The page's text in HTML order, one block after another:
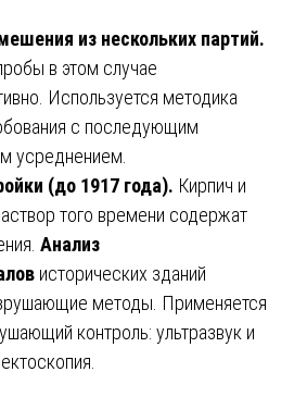
из нескольких партий.
в этом случае
Используется методика
с последующим
усреднением.
(до 1917 года). Кирпич и
того времени содержат
Анализ
исторических зданий
методы. Применяется
контроль: ультразвук и